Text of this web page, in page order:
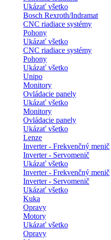
Ukázať všetko
Bosch Rexroth/Indramat
CNC riadiace systémy
Pohony
Ukázať všetko
CNC riadiace systémy
Pohony
Ukázať všetko
Unipo
Monitory
Ovládacie panely
Ukázať všetko
Monitory
Ovládacie panely
Ukázať všetko
Lenze
Inverter - Frekvenčný menič
Inverter - Servomenič
Ukázať všetko
Inverter - Frekvenčný menič
Inverter - Servomenič
Ukázať všetko
Kuka
Opravy
Motory
Ukázať všetko
Opravy